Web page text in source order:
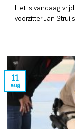
Het is vandaag
voorzitter Jan
11
aug